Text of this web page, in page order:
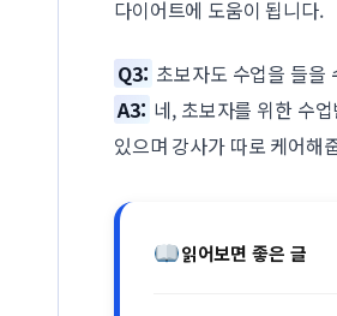
다이어트에 도움이 됩니다.
Q3: 초보자도 수업을 들을
A3: 네, 초보자를 위한 수업
있으며 강사가 따로 케어해
읽어보면 좋은 글